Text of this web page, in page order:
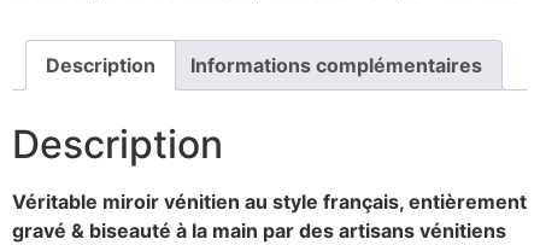
Description Informations complémentaires
Description
Véritable miroir vénitien au style français, entièrement
gravé & biseauté à la main par des artisans vénitiens